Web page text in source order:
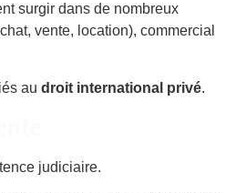
surgir dans de nombreux
vente, location), commercial
audroit international privé.
judiciaire.